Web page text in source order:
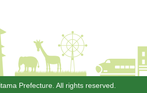
Prefecture. All rights reserved.